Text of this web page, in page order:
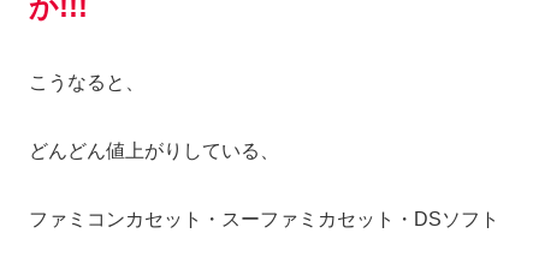
こうなると、
どんどん値上がりしている、
ファミコンカセット・スーファミカセット・DSソフト